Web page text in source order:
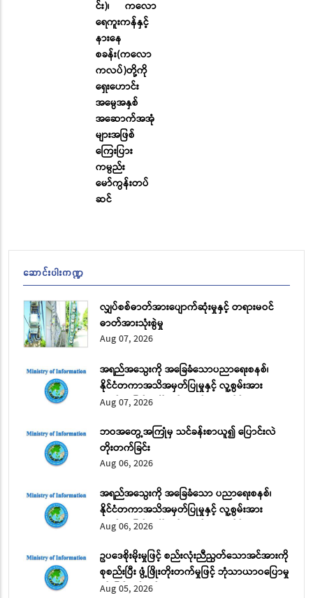
င်း)၊ ကလော
ရေကူးကန်နှင့်
နားနေ
စခန်း(ကလော
ကလပ်)တို့ကို
ရှေးဟောင်း
အမွေအနှစ်
အဆောက်အအုံ
များအဖြစ်
ကြေးပြား
ကမ္ပည်း
မော်ကွန်းတပ်
ဆင်
ဆောင်းပါးကဏ္ဍ
လျှပ်စစ်ဓာတ်အားပျောက်ဆုံးမှုနှင့် တရားမဝင်
ဓာတ်အားသုံးစွဲမှု
Aug 07, 2026
အရည်အသွေးကို အခြေခံသောပညာရေးစနစ်၊
နိုင်ငံတကာအသိအမှတ်ပြုမှုနှင့် လူ့စွမ်းအား
အရင်းအမြစ် ဖွံ့ဖြိုးတိုးတက်ရေး အပိုင်း (၂)
Aug 07, 2026
ဘဝအတွေ့အကြုံမှ သင်ခန်းစာယူ၍ ပြောင်းလဲ
တိုးတက်ခြင်း
Aug 06, 2026
အရည်အသွေးကို အခြေခံသော ပညာရေးစနစ်၊
နိုင်ငံတကာအသိအမှတ်ပြုမှုနှင့် လူ့စွမ်းအား
အရင်းအမြစ် ဖွံ့ဖြိုးတိုးတက်ရေး အပိုင်း (၁)
Aug 06, 2026
ဥပဒေစိုးမိုးမှုဖြင့် စည်းလုံးညီညွတ်သောအင်အားကို
စုစည်းပြီး ဖွံ့ဖြိုးတိုးတက်မှုဖြင့် ဘုံသာယာဝပြောမှု
ကို မြှင့်တင်မည်
Aug 05, 2026